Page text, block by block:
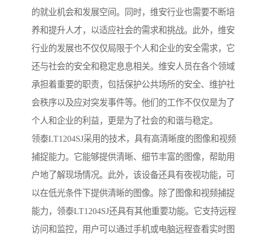
的就业机会和发展空间。同时，维安行业也需要不断培
养和提升人才，以适应社会的需求和挑战。此外，维安
行业的发展也不仅仅局限于个人和企业的安全需求，它
还与社会的安全和稳定息息相关。维安人员在各个领域
承担着重要的职责，包括保护公共场所的安全、维护社
会秩序以及应对突发事件等。他们的工作不仅仅是为了
个人和企业的利益，更是为了社会的和谐与稳定。
领泰LT1204SJ采用的技术，具有高清晰度的图像和视频
捕捉能力。它能够提供清晰、细节丰富的图像，帮助用
户地了解现场情况。此外，该设备还具有夜视功能，可
以在低光条件下提供清晰的图像。除了图像和视频捕捉
能力，领泰LT1204SJ还具有其他重要功能。它支持远程
访问和监控，用户可以通过手机或电脑远程查看实时图